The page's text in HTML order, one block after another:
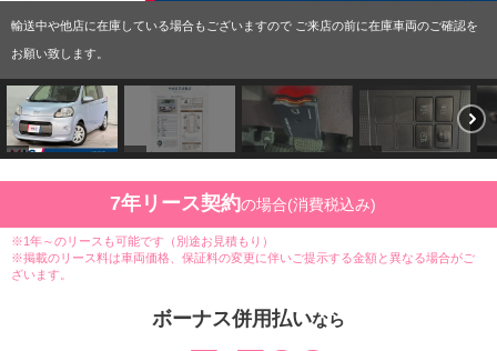
輸送中や他店に在庫している場合もございますので ご来店の前に在庫車両のご確認を
お願い致します。
7年リース契約の場合(消費税込み)
※1年～のリースも可能です（別途お見積もり）
※掲載のリース料は車両価格、保証料の変更に伴いご提示する金額と異なる場合がご
ざいます。
ボーナス併用払いなら